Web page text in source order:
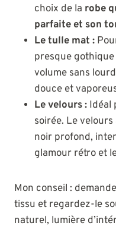
choix de la robe
parfaite et son
Le tulle mat :
presque
volume sans
douce et
Le velours : Idéal
soirée. Le
noir profond,
glamour rétro et
Mon conseil :
tissu et regardez-le
naturel, lumière